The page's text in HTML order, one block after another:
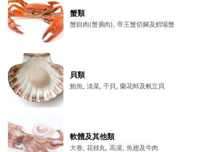
蟹類
蟹鉗肉(蟹廣肉), 帝王蟹切腳及鱈場蟹
貝類
鮑魚, 淡菜, 干貝, 蘭花蚌及帆立貝
軟體及其他類
大卷, 花枝丸, 高湯, 魚翅及牛肉